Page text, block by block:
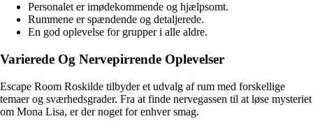
Personalet er imødekommende og hjælpsomt.
Rummene er spændende og detaljerede.
En god oplevelse for grupper i alle aldre.
Varierede Og Nervepirrende Oplevelser
Escape Room Roskilde tilbyder et udvalg af rum med forskellige
temaer og sværhedsgrader. Fra at finde nervegassen til at løse mysteriet
om Mona Lisa, er der noget for enhver smag.